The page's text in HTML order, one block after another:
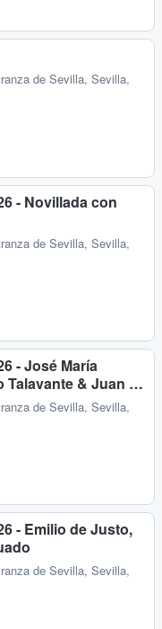
de Sevilla, Sevilla,
- Novillada con
de Sevilla, Sevilla,
- José María
Talavante & Juan …
de Sevilla, Sevilla,
- Emilio de Justo,
de Sevilla, Sevilla,